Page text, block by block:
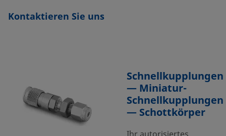
Kontaktieren Sie uns
Schnellkupplungen
— Miniatur-
Schnellkupplungen
— Schottkörper